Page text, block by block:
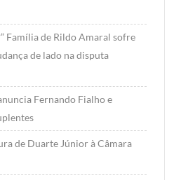
Família de Rildo Amaral sofre
de lado na disputa
Fernando Fialho e
de Duarte Júnior à Câmara